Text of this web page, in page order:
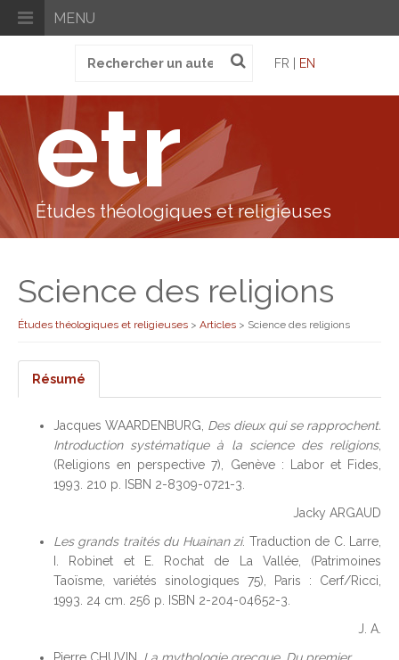
MENU
pour
FR | EN
etr
Études théologiques et religieuses
Science des religions
Études théologiques et religieuses > Articles > Science des religions
Résumé
Jacques WAARDENBURG, Des dieux qui se rapprochent.
Introduction systématique à la science des religions,
(Religions en perspective 7), Genève : Labor et Fides,
1993. 210 p. ISBN 2-8309-0721-3.
Jacky ARGAUD
Les grands traités du Huainan zi. Traduction de C. Larre,
I. Robinet et E. Rochat de La Vallée, (Patrimoines
Taoïsme, variétés sinologiques 75), Paris : Cerf/Ricci,
1993. 24 cm. 256 p. ISBN 2-204-04652-3.
J. A.